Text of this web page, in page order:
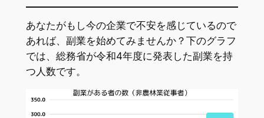
あなたがもし今の企業で不安を感じているので
あれば、副業を始めてみませんか？下のグラフ
では、総務省が令和4年度に発表した副業を持
つ人数です。